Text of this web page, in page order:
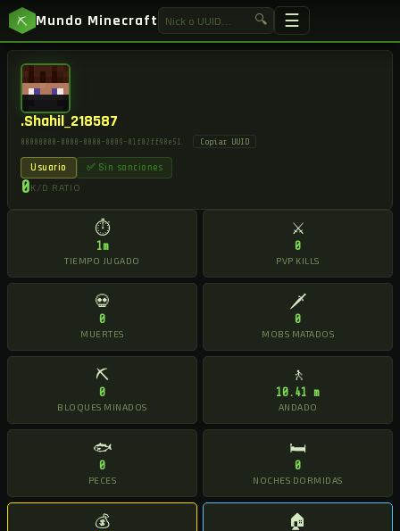
⛏ Mundo Minecraft 🔍 ☰
.Shahil_218587
00000000-0000-0000-0009-01f02ff98e51 Copiar UUID
Usuario ✅ Sin sanciones
0K/D RATIO
⏱
1m
TIEMPO JUGADO
⚔
0
PVP KILLS
💀
0
MUERTES
🗡
0
MOBS MATADOS
⛏
0
BLOQUES MINADOS
🚶
10.41 m
ANDADO
🐟
0
PECES
🛏
0
NOCHES DORMIDAS
💰 🏠